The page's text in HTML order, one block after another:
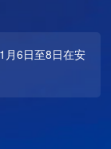
月6日至8日在安